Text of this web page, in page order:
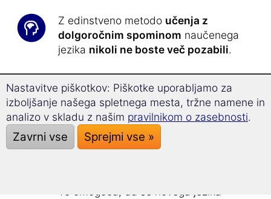
Z edinstveno metodo učenja z
dolgoročnim spominom naučenega
jezika nikoli ne boste več pozabili.
Z novotehnologijo superučenja boste
napredovali 32 % hitreje in boste med
učenjem veliko bolj skoncentrirani.
Vsak dan Vam bo specializirana
Nastavitve piškotkov: Piškotke uporabljamo za
izboljšanje našega spletnega mesta, tržne namene in
analizo v skladu z našim pravilnikom o zasebnosti.
Zavrni vse Sprejmi vse »